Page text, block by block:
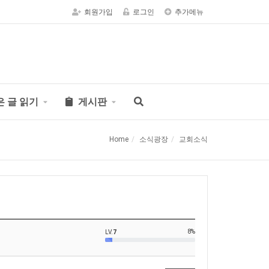
회원가입 로그인 추가메뉴
글 읽기 게시판
Home 소식광장 교회소식
LV.7 8%